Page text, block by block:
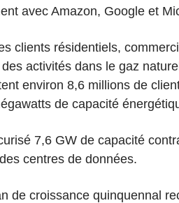
avec Amazon, Google et
clients résidentiels,
activités dans le gaz
environ 8,6 millions de
de capacité
7,6 GW de capacité
centres de données.
de croissance quinquennal